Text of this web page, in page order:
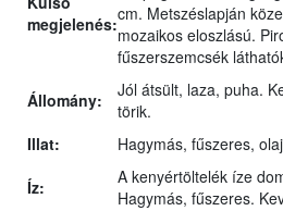
megjelenés:cm. Metszéslapján
mozaikos eloszlású.
fűszerszemcsék
Állomány:
Jól átsült, laza, puha.
törik.
Illat:
Hagymás, fűszeres,
Íz:
A kenyértöltelék íze
Hagymás, fűszeres.